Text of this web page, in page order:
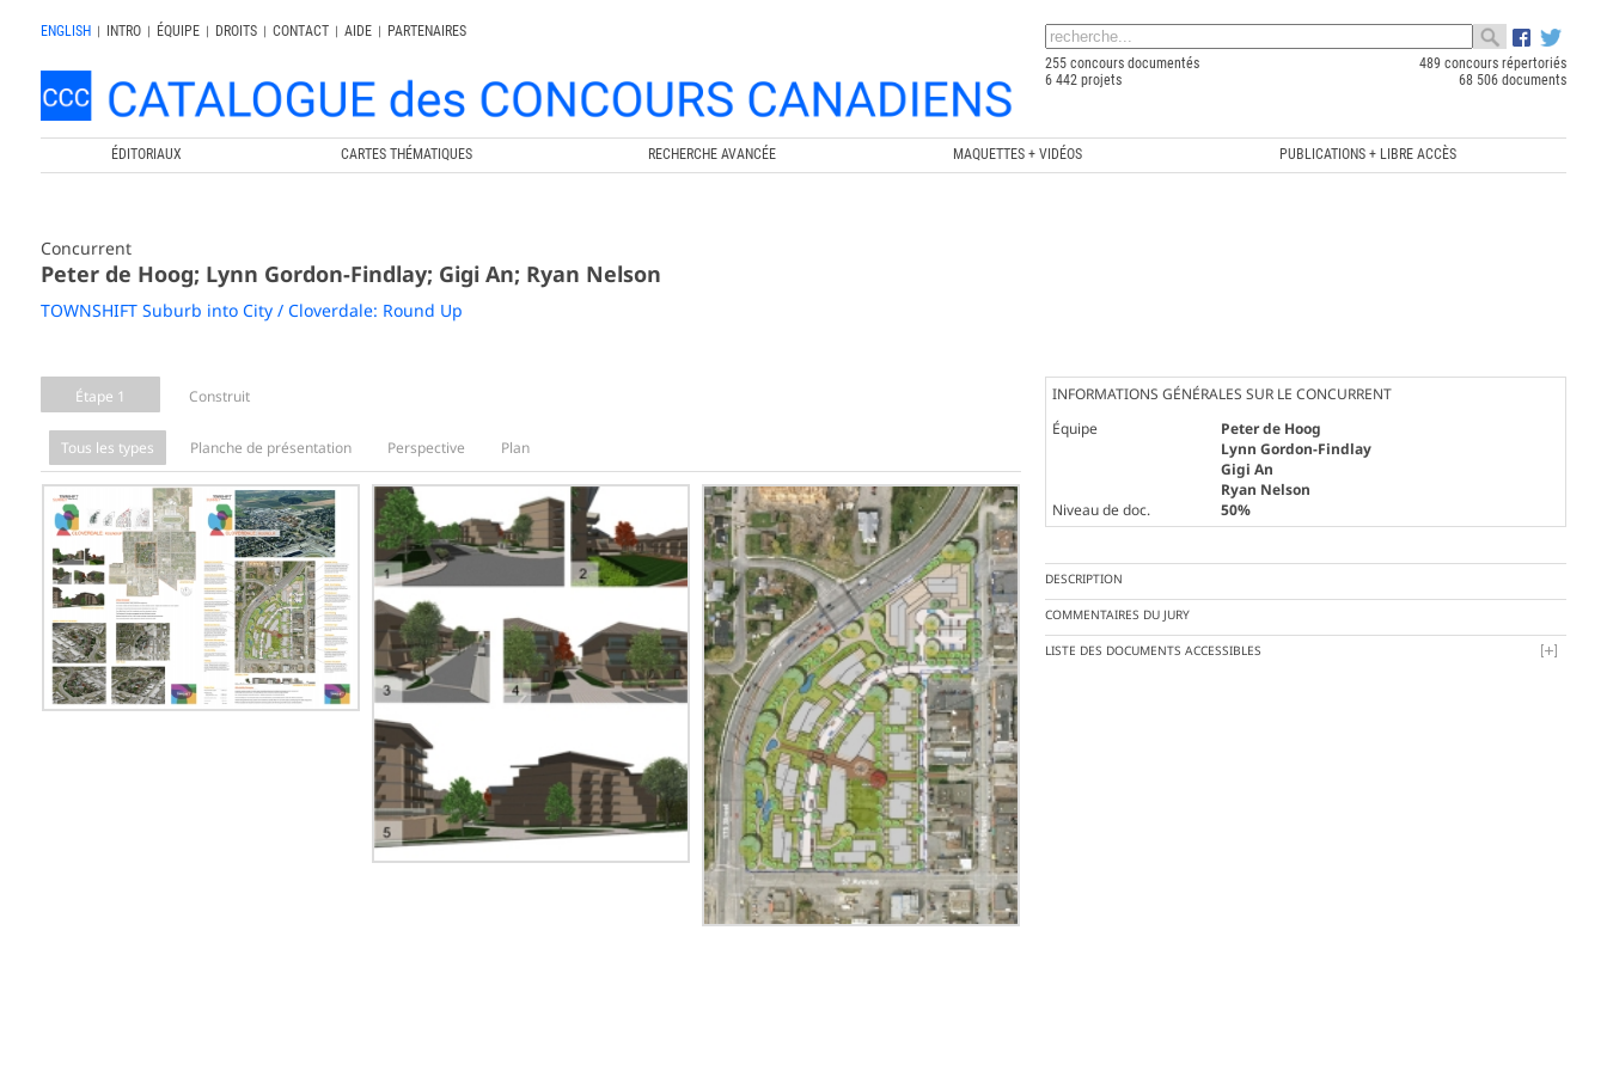
ENGLISH | INTRO | ÉQUIPE | DROITS | CONTACT | AIDE |
PARTENAIRES
255 concours documentés
489 concours répertoriés
6 442 projets
68 506 documents
ÉDITORIAUX CARTES THÉMATIQUES RECHERCHE AVANCÉE MAQUETTES + VIDÉOS PUBLICATIONS + LIBRE ACCÈS
Concurrent
Peter de Hoog; Lynn Gordon-Findlay; Gigi An; Ryan Nelson
TOWNSHIFT Suburb into City / Cloverdale: Round Up
Étape 1 Construit
Tous les types Planche de présentation Perspective Plan
INFORMATIONS GÉNÉRALES SUR LE CONCURRENT
Équipe
Peter de Hoog
Lynn Gordon-Findlay
Gigi An
Ryan Nelson
Niveau de doc.
50%
DESCRIPTION
COMMENTAIRES DU JURY
LISTE DES DOCUMENTS ACCESSIBLES